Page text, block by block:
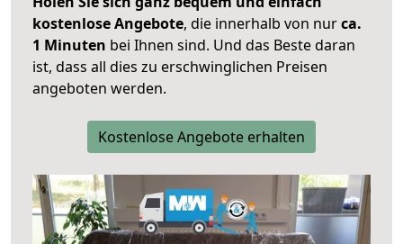
kostenlose Angebote, die innerhalb von nurca.
1 Minuten bei Ihnen sind. Und das Beste daran
ist, dass all dies zu erschwinglichen Preisen
angeboten werden.
Kostenlose Angebote erhalten